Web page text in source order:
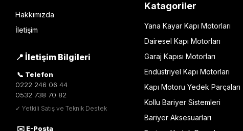
Hakkımızda
İletişim
📍 İletişim Bilgileri
📞 Telefon
0222 246 06 44
0532 738 70 82
✓ Yetkili Satış ve Teknik Destek
✉️ E-Posta
Katagoriler
Yana Kayar Kapı Motorları
Dairesel Kapı Motorları
Garaj Kapısı Motorları
Endüstriyel Kapı Motorları
Kapı Motoru Yedek Parçaları
Kollu Bariyer Sistemleri
Bariyer Aksesuarları